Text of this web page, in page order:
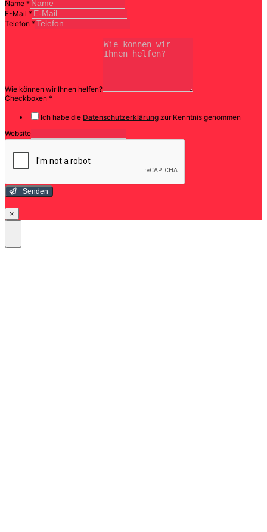
Name *
E-Mail *
Telefon *
Wie können wir Ihnen helfen?
Checkboxen *
Ich habe die Datenschutzerklärung zur Kenntnis genommen
Website
Senden
×